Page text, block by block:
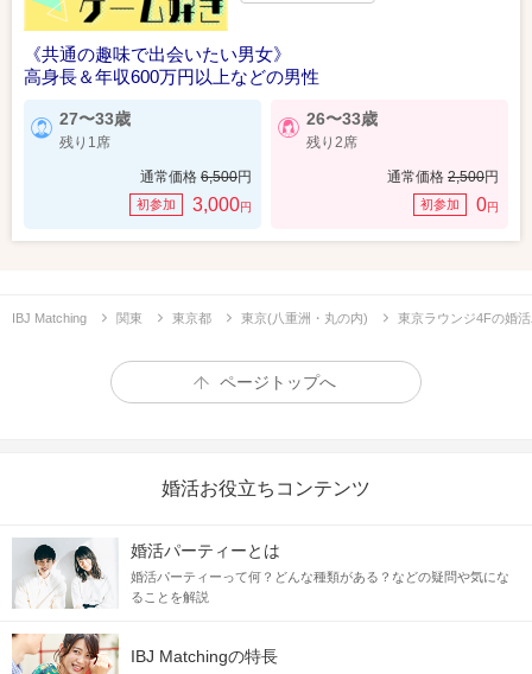
《共通の趣味で出会いたい男女》
高身長＆年収600万円以上などの男性
27〜33歳
残り1席
通常価格 6,500円
初参加 3,000円
26〜33歳
残り2席
通常価格 2,500円
初参加 0円
IBJ Matching 関東 東京都 東京(八重洲・丸の内) 東京ラウンジ4Fの婚
ページトップへ
婚活お役立ちコンテンツ
婚活パーティーとは
婚活パーティーって何？どんな種類がある？などの疑問や気にな
ることを解説
IBJ Matchingの特長